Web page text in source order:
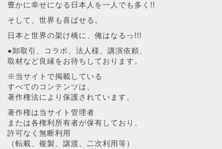
豊かに幸せになる日本人を一人でも多く!!
そして、世界も喜ばせる。
日本と世界の架け橋に、俺はなるっ!!!
●卸取引、コラボ、法人様、講演依頼、
取材など良縁をお待ちしております。
※当サイトで掲載している
すべてのコンテンツは、
著作権法により保護されています。
著作権は当サイト管理者
または各権利所有者が保有しており、
許可なく無断利用
（転載、複製、譲渡、二次利用等）